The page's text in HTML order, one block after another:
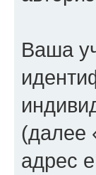
Ваша
(далее
адрес